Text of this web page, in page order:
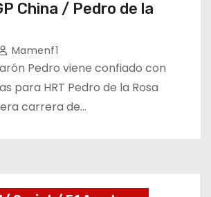
China / Pedro de la
Mamenf1
Pedro viene confiado con
para HRT Pedro de la Rosa
carrera de…